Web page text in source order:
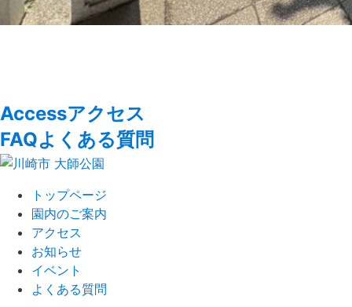
Accessアクセス
FAQよくある質問
トップページ
園内のご案内
アクセス
お知らせ
イベント
よくある質問